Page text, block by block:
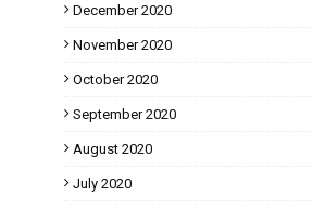
December 2020
November 2020
October 2020
September 2020
August 2020
July 2020